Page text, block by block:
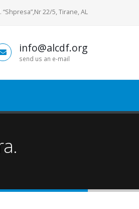
22/5, Tirane, AL
info@alcdf.org
send us an e-mail